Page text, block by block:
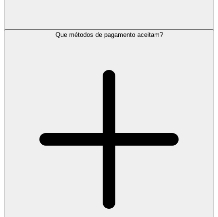
Que métodos de pagamento aceitam?